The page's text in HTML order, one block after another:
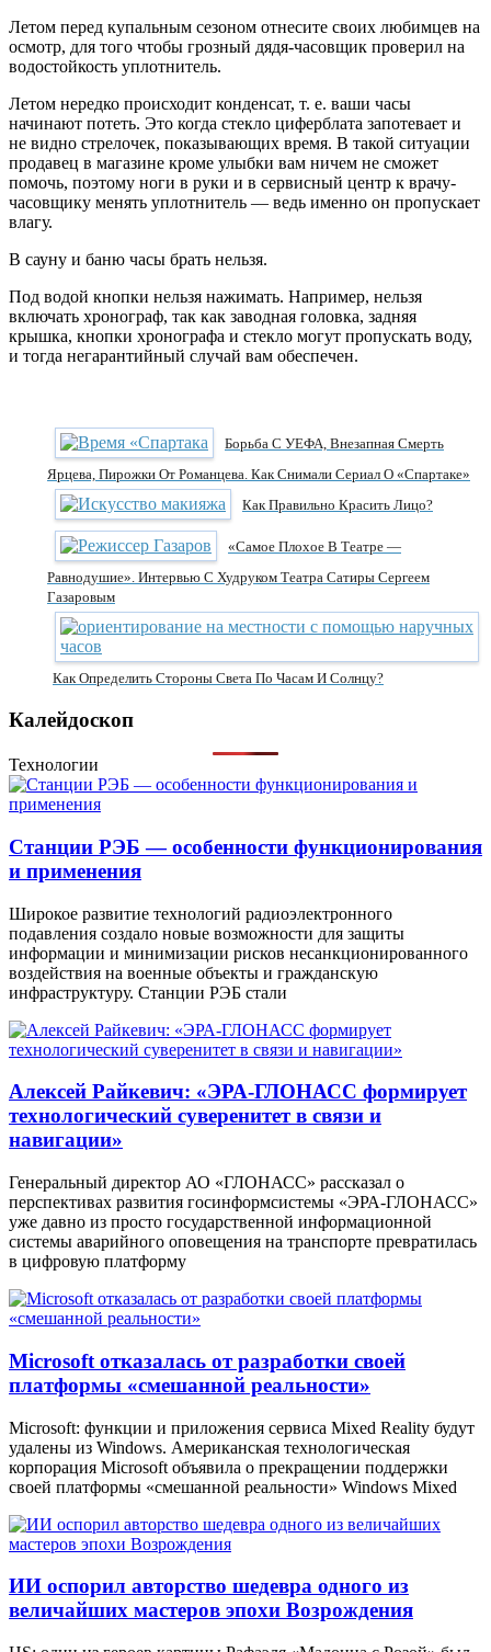
Летом перед купальным сезоном отнесите своих любимцев на
осмотр, для того чтобы грозный дядя-часовщик проверил на
водостойкость уплотнитель.
Летом нередко происходит конденсат, т. е. ваши часы
начинают потеть. Это когда стекло циферблата запотевает и
не видно стрелочек, показывающих время. В такой ситуации
продавец в магазине кроме улыбки вам ничем не сможет
помочь, поэтому ноги в руки и в сервисный центр к врачу-
часовщику менять уплотнитель — ведь именно он пропускает
влагу.
В сауну и баню часы брать нельзя.
Под водой кнопки нельзя нажимать. Например, нельзя
включать хронограф, так как заводная головка, задняя
крышка, кнопки хронографа и стекло могут пропускать воду,
и тогда негарантийный случай вам обеспечен.
Борьба С УЕФА, Внезапная Смерть
Ярцева, Пирожки От Романцева. Как Снимали Сериал О «Спартаке»
Как Правильно Красить Лицо?
«Самое Плохое В Театре —
Равнодушие». Интервью С Худруком Театра Сатиры Сергеем
Газаровым
Как Определить Стороны Света По Часам И Солнцу?
Калейдоскоп
Технологии
Станции РЭБ — особенности функционирования
и применения
Широкое развитие технологий радиоэлектронного
подавления создало новые возможности для защиты
информации и минимизации рисков несанкционированного
воздействия на военные объекты и гражданскую
инфраструктуру. Станции РЭБ стали
Алексей Райкевич: «ЭРА-ГЛОНАСС формирует
технологический суверенитет в связи и
навигации»
Генеральный директор АО «ГЛОНАСС» рассказал о
перспективах развития госинформсистемы «ЭРА-ГЛОНАСС»
уже давно из просто государственной информационной
системы аварийного оповещения на транспорте превратилась
в цифровую платформу
Microsoft отказалась от разработки своей
платформы «смешанной реальности»
Microsoft: функции и приложения сервиса Mixed Reality будут
удалены из Windows. Американская технологическая
корпорация Microsoft объявила о прекращении поддержки
своей платформы «смешанной реальности» Windows Mixed
ИИ оспорил авторство шедевра одного из
величайших мастеров эпохи Возрождения